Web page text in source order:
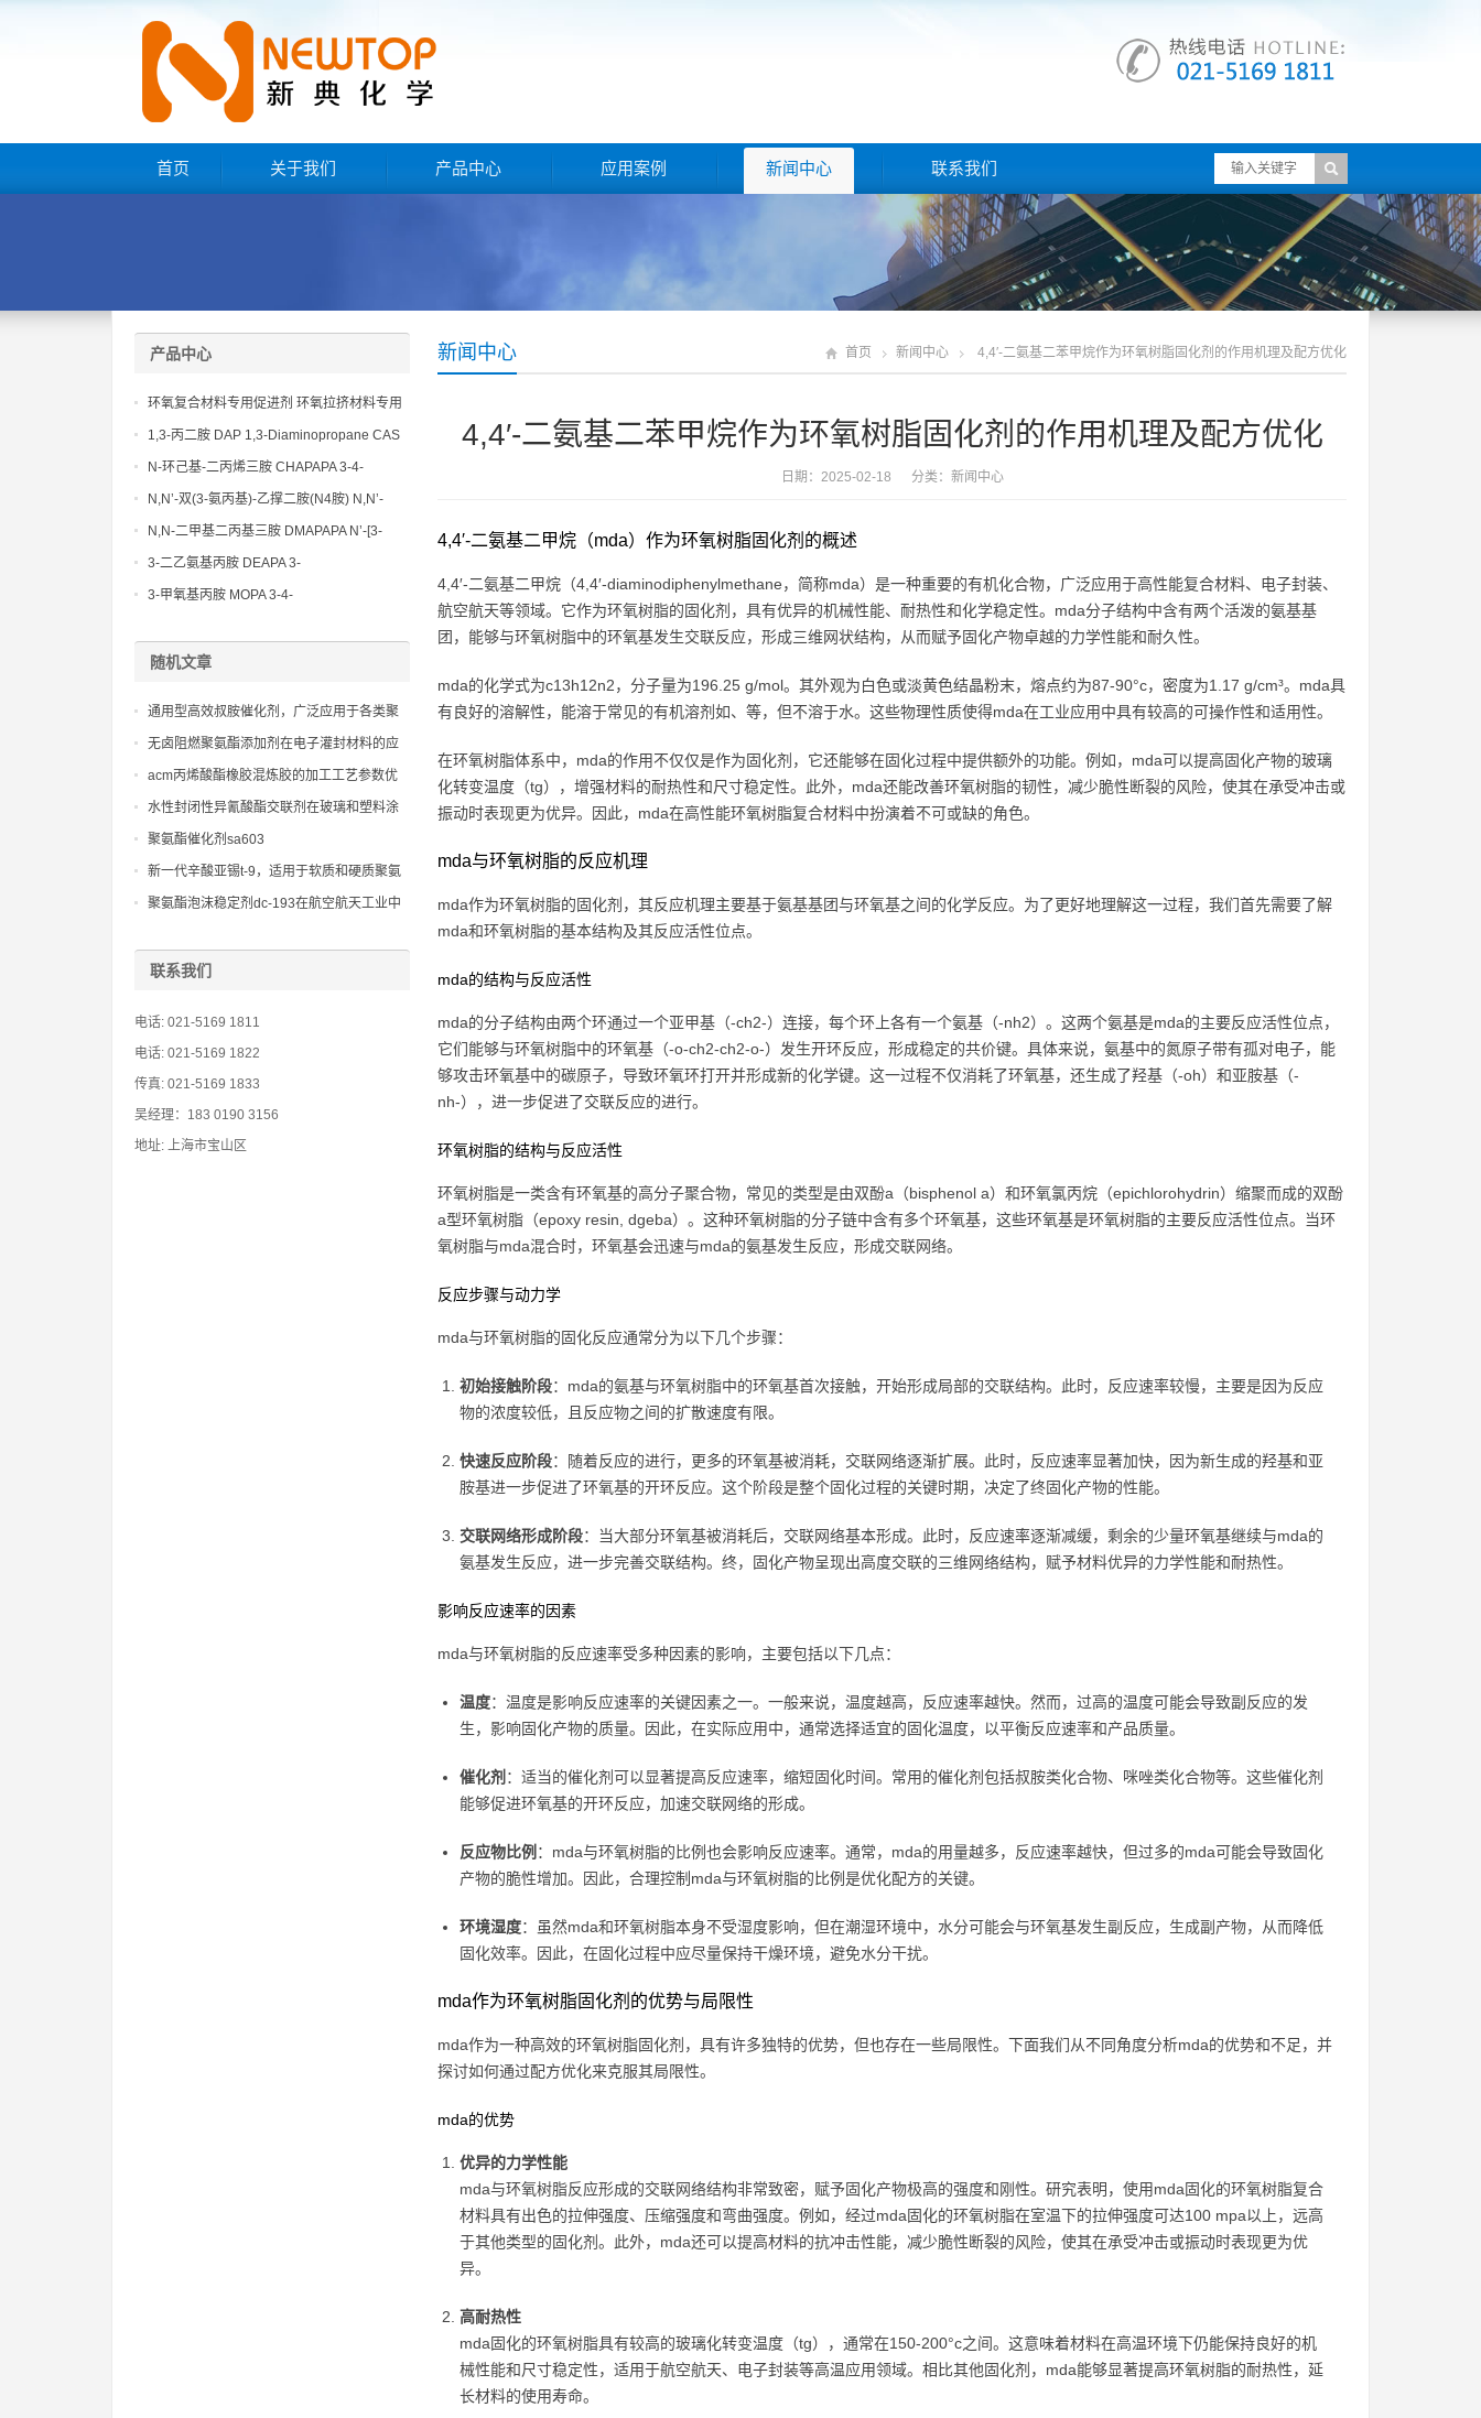
首页 关于我们 产品中心 应用案例 新闻中心 联系我们
新闻中心 首页 新闻中心 4,4′-二氨基二苯甲烷作为环氧树脂固化剂的作用机理及配方优化
4,4′-二氨基二苯甲烷作为环氧树脂固化剂的作用机理及配方优化
日期：2025-02-18 分类： 新闻中心
4,4′-二氨基二甲烷（mda）作为环氧树脂固化剂的概述
4,4′-二氨基二甲烷（4,4′-diaminodiphenylmethane，简称mda）是一种重要的有机化合物，广泛应用于高性能复合材料、电子封装、
航空航天等领域。它作为环氧树脂的固化剂，具有优异的机械性能、耐热性和化学稳定性。mda分子结构中含有两个活泼的氨基基
团，能够与环氧树脂中的环氧基发生交联反应，形成三维网状结构，从而赋予固化产物卓越的力学性能和耐久性。
mda的化学式为c13h12n2，分子量为196.25 g/mol。其外观为白色或淡黄色结晶粉末，熔点约为87-90°c，密度为1.17 g/cm³。mda具
有良好的溶解性，能溶于常见的有机溶剂如、等，但不溶于水。这些物理性质使得mda在工业应用中具有较高的可操作性和适用性。
在环氧树脂体系中，mda的作用不仅仅是作为固化剂，它还能够在固化过程中提供额外的功能。例如，mda可以提高固化产物的玻璃
化转变温度（tg），增强材料的耐热性和尺寸稳定性。此外，mda还能改善环氧树脂的韧性，减少脆性断裂的风险，使其在承受冲击或
振动时表现更为优异。因此，mda在高性能环氧树脂复合材料中扮演着不可或缺的角色。
mda与环氧树脂的反应机理
mda作为环氧树脂的固化剂，其反应机理主要基于氨基基团与环氧基之间的化学反应。为了更好地理解这一过程，我们首先需要了解
mda和环氧树脂的基本结构及其反应活性位点。
mda的结构与反应活性
mda的分子结构由两个环通过一个亚甲基（-ch2-）连接，每个环上各有一个氨基（-nh2）。这两个氨基是mda的主要反应活性位点，
它们能够与环氧树脂中的环氧基（-o-ch2-ch2-o-）发生开环反应，形成稳定的共价键。具体来说，氨基中的氮原子带有孤对电子，能
够攻击环氧基中的碳原子，导致环氧环打开并形成新的化学键。这一过程不仅消耗了环氧基，还生成了羟基（-oh）和亚胺基（-
nh-），进一步促进了交联反应的进行。
环氧树脂的结构与反应活性
环氧树脂是一类含有环氧基的高分子聚合物，常见的类型是由双酚a（bisphenol a）和环氧氯丙烷（epichlorohydrin）缩聚而成的双酚
a型环氧树脂（epoxy resin, dgeba）。这种环氧树脂的分子链中含有多个环氧基，这些环氧基是环氧树脂的主要反应活性位点。当环
氧树脂与mda混合时，环氧基会迅速与mda的氨基发生反应，形成交联网络。
反应步骤与动力学
mda与环氧树脂的固化反应通常分为以下几个步骤：
初始接触阶段：mda的氨基与环氧树脂中的环氧基首次接触，开始形成局部的交联结构。此时，反应速率较慢，主要是因为反应
物的浓度较低，且反应物之间的扩散速度有限。
快速反应阶段：随着反应的进行，更多的环氧基被消耗，交联网络逐渐扩展。此时，反应速率显著加快，因为新生成的羟基和亚
胺基进一步促进了环氧基的开环反应。这个阶段是整个固化过程的关键时期，决定了终固化产物的性能。
交联网络形成阶段：当大部分环氧基被消耗后，交联网络基本形成。此时，反应速率逐渐减缓，剩余的少量环氧基继续与mda的
氨基发生反应，进一步完善交联结构。终，固化产物呈现出高度交联的三维网络结构，赋予材料优异的力学性能和耐热性。
影响反应速率的因素
mda与环氧树脂的反应速率受多种因素的影响，主要包括以下几点：
温度：温度是影响反应速率的关键因素之一。一般来说，温度越高，反应速率越快。然而，过高的温度可能会导致副反应的发
生，影响固化产物的质量。因此，在实际应用中，通常选择适宜的固化温度，以平衡反应速率和产品质量。
催化剂 ：适当的催化剂可以显著提高反应速率，缩短固化时间。常用的催化剂包括叔胺类化合物、咪唑类化合物等。这些催化剂
能够促进环氧基的开环反应，加速交联网络的形成。
反应物比例 ：mda与环氧树脂的比例也会影响反应速率。通常，mda的用量越多，反应速率越快，但过多的mda可能会导致固化
产物的脆性增加。因此，合理控制mda与环氧树脂的比例是优化配方的关键。
环境湿度：虽然mda和环氧树脂本身不受湿度影响，但在潮湿环境中，水分可能会与环氧基发生副反应，生成副产物，从而降低
固化效率。因此，在固化过程中应尽量保持干燥环境，避免水分干扰。
mda作为环氧树脂固化剂的优势与局限性
mda作为一种高效的环氧树脂固化剂，具有许多独特的优势，但也存在一些局限性。下面我们从不同角度分析mda的优势和不足，并
探讨如何通过配方优化来克服其局限性。
mda的优势
优异的力学性能
mda与环氧树脂反应形成的交联网络结构非常致密，赋予固化产物极高的强度和刚性。研究表明，使用mda固化的环氧树脂复合
材料具有出色的拉伸强度、压缩强度和弯曲强度。例如，经过mda固化的环氧树脂在室温下的拉伸强度可达100 mpa以上，远高
于其他类型的固化剂。此外，mda还可以提高材料的抗冲击性能，减少脆性断裂的风险，使其在承受冲击或振动时表现更为优
异。
高耐热性
mda固化的环氧树脂具有较高的玻璃化转变温度（tg），通常在150-200°c之间。这意味着材料在高温环境下仍能保持良好的机
械性能和尺寸稳定性，适用于航空航天、电子封装等高温应用领域。相比其他固化剂，mda能够显著提高环氧树脂的耐热性，延
长材料的使用寿命。
产品中心
环氧复合材料专用促进剂 环氧拉挤材料专用
促进剂 NT EP 120
1,3-丙二胺 DAP 1,3-Diaminopropane CAS
No 109-76-2
N-环己基-二丙烯三胺 CHAPAPA 3-4-
Methoxypropylamine CAS No:5332-73-0
N,N’-双(3-氨丙基)-乙撑二胺(N4胺) N,N’-
Bis(3-aminopropyl)-ethylenediamine CAS
No10563-26-5
N,N-二甲基二丙基三胺 DMAPAPA N’-[3-
(dimethylamino)propyllpropane-1,3-
diamine CAS No10563-29-8
3-二乙氨基丙胺 DEAPA 3-
(Diethylamino)propylamine CAS No 104-
3-甲氧基丙胺 MOPA 3-4-
随机文章
通用型高效叔胺催化剂，广泛应用于各类聚
氨酯树脂和异氰酸酯
无卤阻燃聚氨酯添加剂在电子灌封材料的应
用
acm丙烯酸酯橡胶混炼胶的加工工艺参数优
化探讨
水性封闭性异氰酸酯交联剂在玻璃和塑料涂
料中的附着力增强
聚氨酯催化剂sa603
新一代辛酸亚锡t-9，适用于软质和硬质聚氨
酯泡沫，平衡发泡与凝胶
聚氨酯泡沫稳定剂dc-193在航空航天工业中
联系我们
电话: 021-5169 1811
电话: 021-5169 1822
传真: 021-5169 1833
吴经理：183 0190 3156
地址: 上海市宝山区